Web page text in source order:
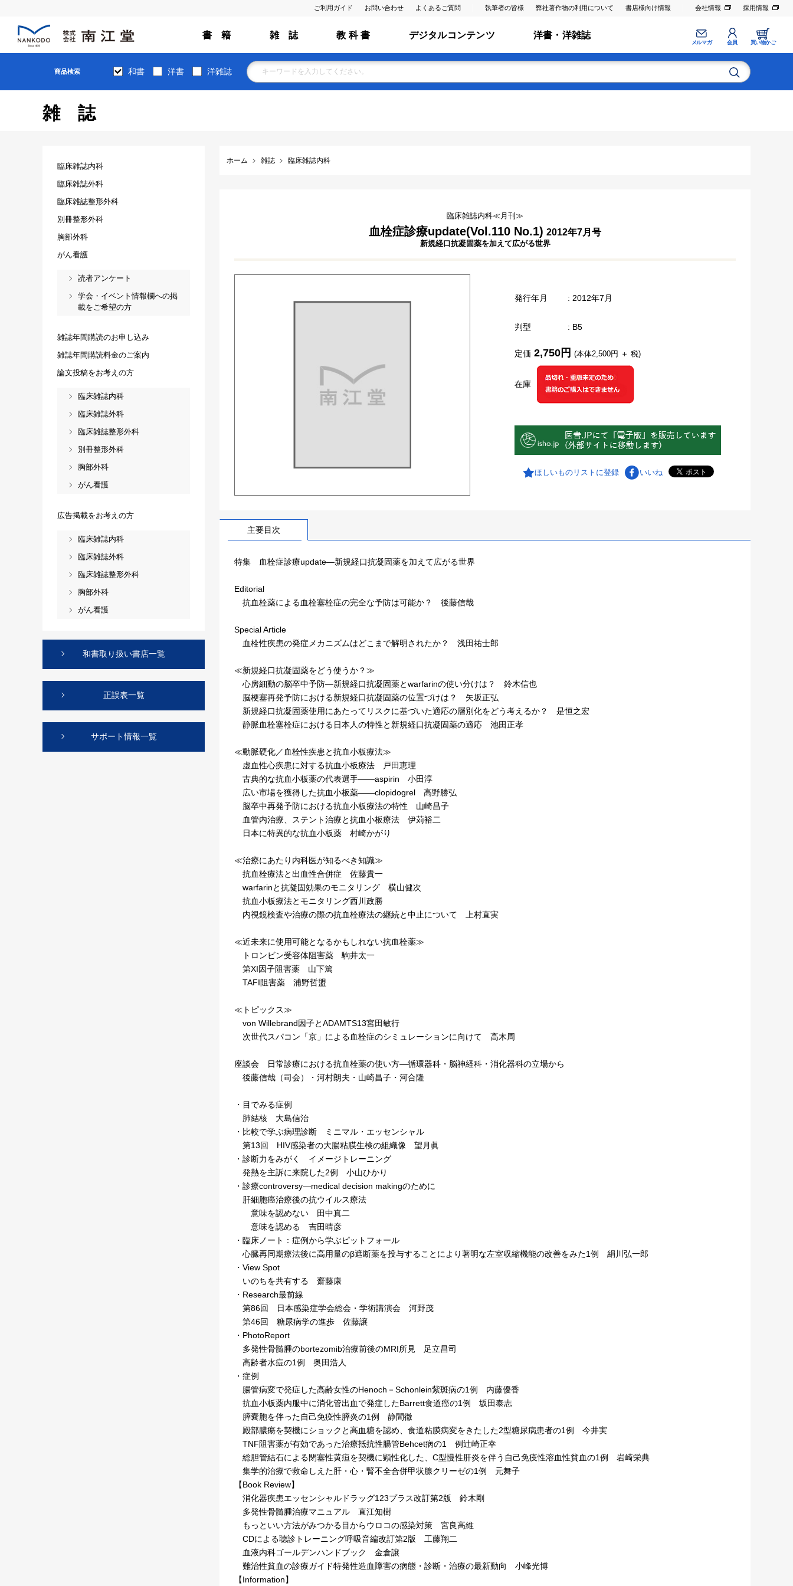
ご利用ガイド お問い合わせ よくあるご質問 執筆者の皆様 弊社著作物の利用について 書店様向け情報 会社情報 採用情報
書 籍 雑 誌 教 科 書 デジタルコンテンツ 洋書・洋雑誌
メルマガ 会員 買い物かご
商品検索 和書 洋書 洋雑誌
雑誌
ホーム 雑誌 臨床雑誌内科
臨床雑誌内科≪月刊≫
血栓症診療update(Vol.110 No.1) 2012年7月号
新規経口抗凝固薬を加えて広がる世界
発行年月 : 2012年7月
判型 : B5
在庫
定価 2,750円 (本体2,500円 ＋ 税)
ほしいものリストに登録 いいね
主要目次
特集 血栓症診療update―新規経口抗凝固薬を加えて広がる世界
Editorial
抗血栓薬による血栓塞栓症の完全な予防は可能か？ 後藤信哉
Special Article
血栓性疾患の発症メカニズムはどこまで解明されたか？ 浅田祐士郎
≪新規経口抗凝固薬をどう使うか？≫
心房細動の脳卒中予防―新規経口抗凝固薬とwarfarinの使い分けは？ 鈴木信也
脳梗塞再発予防における新規経口抗凝固薬の位置づけは？ 矢坂正弘
新規経口抗凝固薬使用にあたってリスクに基づいた適応の層別化をどう考えるか？ 是恒之宏
静脈血栓塞栓症における日本人の特性と新規経口抗凝固薬の適応 池田正孝
≪動脈硬化／血栓性疾患と抗血小板療法≫
虚血性心疾患に対する抗血小板療法 戸田恵理
古典的な抗血小板薬の代表選手――aspirin 小田淳
広い市場を獲得した抗血小板薬――clopidogrel 高野勝弘
脳卒中再発予防における抗血小板療法の特性 山崎昌子
血管内治療、ステント治療と抗血小板療法 伊苅裕二
日本に特異的な抗血小板薬 村崎かがり
≪治療にあたり内科医が知るべき知識≫
抗血栓療法と出血性合併症 佐藤貴一
warfarinと抗凝固効果のモニタリング 横山健次
抗血小板療法とモニタリング西川政勝
内視鏡検査や治療の際の抗血栓療法の継続と中止について 上村直実
≪近未来に使用可能となるかもしれない抗血栓薬≫
トロンビン受容体阻害薬 駒井太一
第XI因子阻害薬 山下篤
TAFI阻害薬 浦野哲盟
≪トピックス≫
von Willebrand因子とADAMTS13宮田敏行
次世代スパコン「京」による血栓症のシミュレーションに向けて 高木周
座談会 日常診療における抗血栓薬の使い方―循環器科・脳神経科・消化器科の立場から
後藤信哉（司会）・河村朗夫・山崎昌子・河合隆
・目でみる症例
肺結核 大島信治
・比較で学ぶ病理診断 ミニマル・エッセンシャル
第13回 HIV感染者の大腸粘膜生検の組織像 望月眞
・診断力をみがく イメージトレーニング
発熱を主訴に来院した2例 小山ひかり
・診療controversy―medical decision makingのために
肝細胞癌治療後の抗ウイルス療法
意味を認めない 田中真二
意味を認める 吉田晴彦
・臨床ノート：症例から学ぶピットフォール
心臓再同期療法後に高用量のβ遮断薬を投与することにより著明な左室収縮機能の改善をみた1例 絹川弘一郎
・View Spot
いのちを共有する 齋藤康
・Research最前線
第86回 日本感染症学会総会・学術講演会 河野茂
第46回 糖尿病学の進歩 佐藤譲
・PhotoReport
多発性骨髄腫のbortezomib治療前後のMRI所見 足立昌司
高齢者水痘の1例 奥田浩人
・症例
腸管病変で発症した高齢女性のHenoch－Schonlein紫斑病の1例 内藤優香
抗血小板薬内服中に消化管出血で発症したBarrett食道癌の1例 坂田泰志
膵嚢胞を伴った自己免疫性膵炎の1例 静間徹
殿部膿瘍を契機にショックと高血糖を認め、食道粘膜病変をきたした2型糖尿病患者の1例 今井実
TNF阻害薬が有効であった治療抵抗性腸管Behcet病の1 例辻崎正幸
総胆管結石による閉塞性黄疸を契機に顕性化した、C型慢性肝炎を伴う自己免疫性溶血性貧血の1例 岩崎栄典
集学的治療で救命しえた肝・心・腎不全合併甲状腺クリーゼの1例 元舞子
【Book Review】
消化器疾患エッセンシャルドラッグ123プラス改訂第2版 鈴木剛
多発性骨髄腫治療マニュアル 直江知樹
もっといい方法がみつかる目からウロコの感染対策 宮良高維
CDによる聴診トレーニング呼吸音編改訂第2版 工藤翔二
血液内科ゴールデンハンドブック 金倉譲
難治性貧血の診療ガイド特発性造血障害の病態・診断・治療の最新動向 小峰光博
【Information】
臨床雑誌内科
臨床雑誌外科
臨床雑誌整形外科
別冊整形外科
胸部外科
がん看護
読者アンケート
学会・イベント情報欄への掲
載をご希望の方
雑誌年間購読のお申し込み
雑誌年間購読料金のご案内
論文投稿をお考えの方
臨床雑誌内科
臨床雑誌外科
臨床雑誌整形外科
別冊整形外科
胸部外科
がん看護
広告掲載をお考えの方
臨床雑誌内科
臨床雑誌外科
臨床雑誌整形外科
胸部外科
がん看護
和書取り扱い書店一覧
正誤表一覧
サポート情報一覧